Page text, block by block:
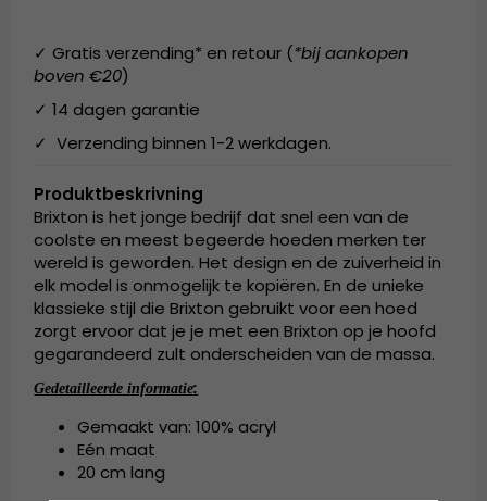
✓ Gratis verzending* en retour (*bij aankopen
boven €20)
✓ 14 dagen garantie
✓ Verzending binnen 1-2 werkdagen.
Produktbeskrivning
Brixton is het jonge bedrijf dat snel een van de
coolste en meest begeerde hoeden merken ter
wereld is geworden. Het design en de zuiverheid in
elk model is onmogelijk te kopiëren. En de unieke
klassieke stijl die Brixton gebruikt voor een hoed
zorgt ervoor dat je je met een Brixton op je hoofd
gegarandeerd zult onderscheiden van de massa.
Gedetailleerde informatie:
Gemaakt van: 100% acryl
Eén maat
20 cm lang